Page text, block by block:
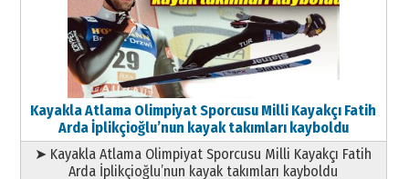
Kayakla Atlama Olimpiyat Sporcusu Milli Kayakçı Fatih
Arda İplikçioğlu’nun kayak takımları kayboldu
➤ Kayakla Atlama Olimpiyat Sporcusu Milli Kayakçı Fatih
Arda İplikçioğlu’nun kayak takımları kayboldu